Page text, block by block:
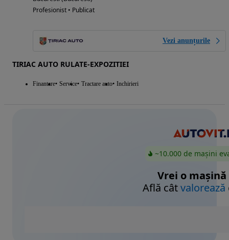
Profesionist • Publicat
Vezi anunțurile
TIRIAC AUTO RULATE-EXPOZITIEI
Finantare Service Tractare auto Inchirieri
~10.000 de mașini
Vrei o mașină
Află câtvalorează